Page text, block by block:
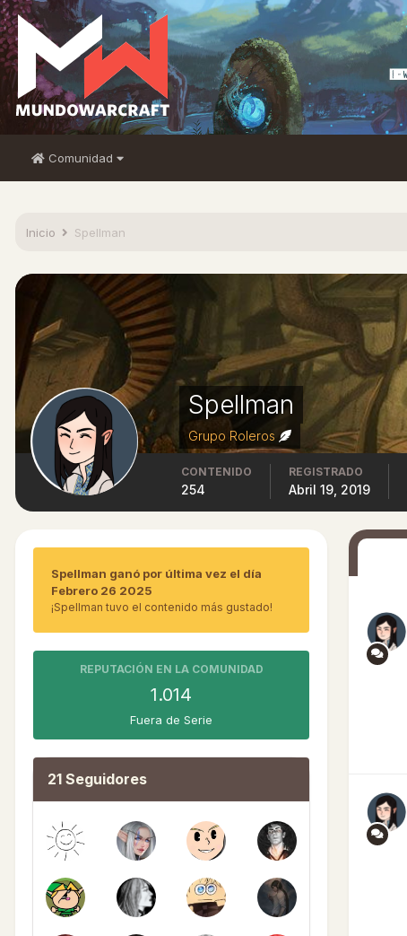
Comunidad
Inicio Spellman
Spellman
Grupo Roleros
CONTENIDO
254
REGISTRADO
Abril 19, 2019
Spellman ganó por última vez el día
Febrero 26 2025
¡Spellman tuvo el contenido más gustado!
REPUTACIÓN EN LA COMUNIDAD
1.014
Fuera de Serie
21 Seguidores